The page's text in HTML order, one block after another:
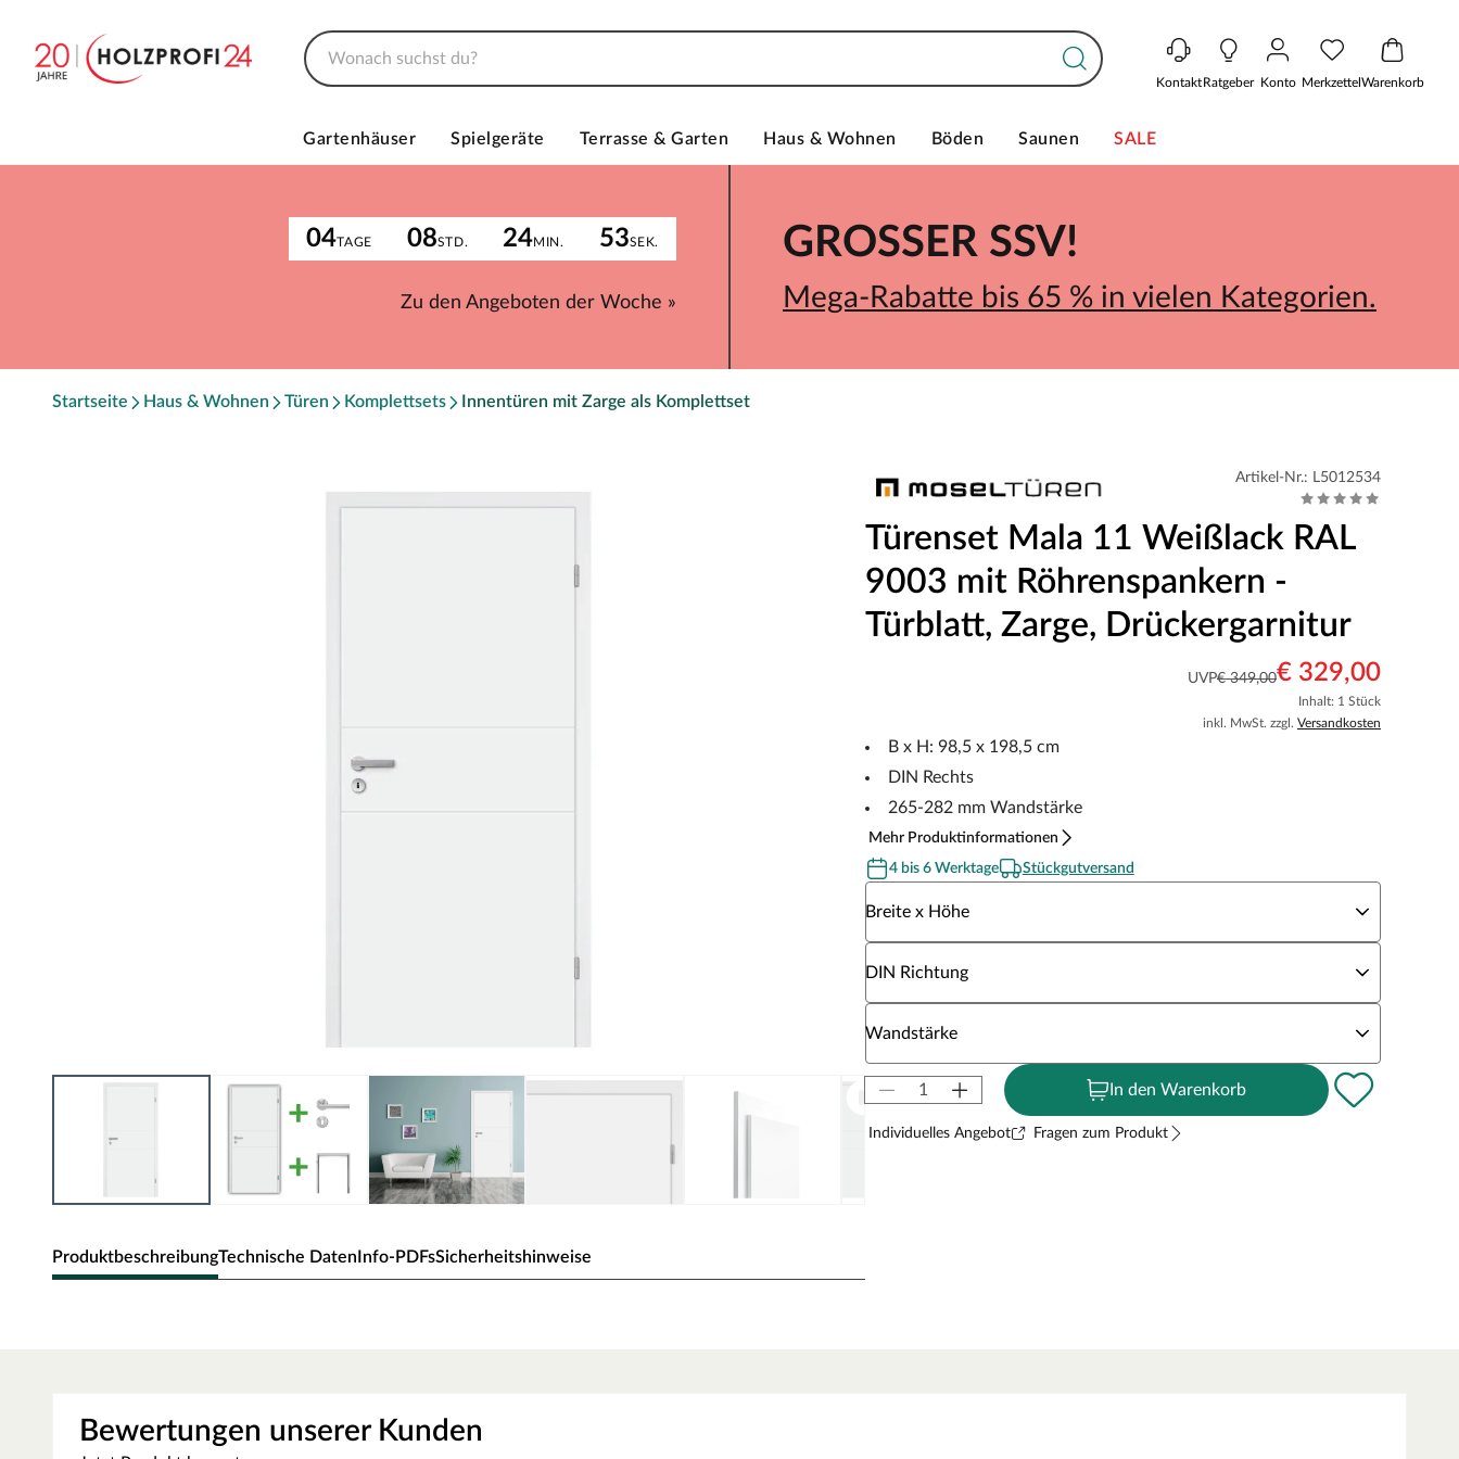
KontaktRatgeber Konto MerkzettelWarenkorb
Gartenhäuser Spielgeräte Terrasse & Garten Haus & Wohnen Böden Saunen SALE
04TAGE 08STD. 24MIN. 53SEK.
Zu den Angeboten der Woche »
GROSSER SSV!
Mega-Rabatte bis 65 % in vielen Kategorien.
Startseite Haus & Wohnen Türen Komplettsets Innentüren mit Zarge als Komplettset
ProduktbeschreibungTechnische DatenInfo-PDFsSicherheitshinweise
Diese Weißlack-Oberfläche weiß RAL 9003 ist einer der weißesten Weißtöne. Das Signalweiß folgt dabei dem
Artikel-Nr.: L5012534
Türenset Mala 11 Weißlack RAL
9003 mit Röhrenspankern -
Türblatt, Zarge, Drückergarnitur
UVP€ 349,00€ 329,00
Inhalt: 1 Stück
inkl. MwSt. zzgl. Versandkosten
B x H: 98,5 x 198,5 cm
DIN Rechts
265-282 mm Wandstärke
Mehr Produktinformationen
4 bis 6 Werktage
Stückgutversand
Breite x Höhe
DIN Richtung
Wandstärke
In den Warenkorb
Individuelles Angebot Fragen zum Produkt
Bewertungen unserer Kunden